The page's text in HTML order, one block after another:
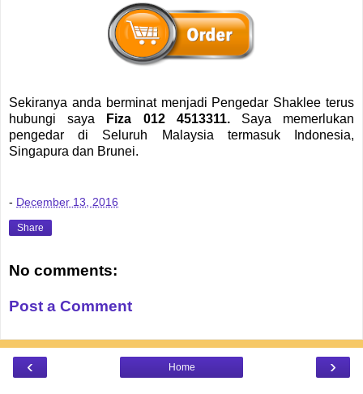
Sekiranya anda berminat menjadi Pengedar Shaklee terus
hubungi saya
Fiza 012 4513311.Saya memerlukan
pengedar di Seluruh Malaysia termasuk Indonesia,
Singapura dan Brunei.
- December 13, 2016
Share
No comments:
Post a Comment
‹ ›
Home